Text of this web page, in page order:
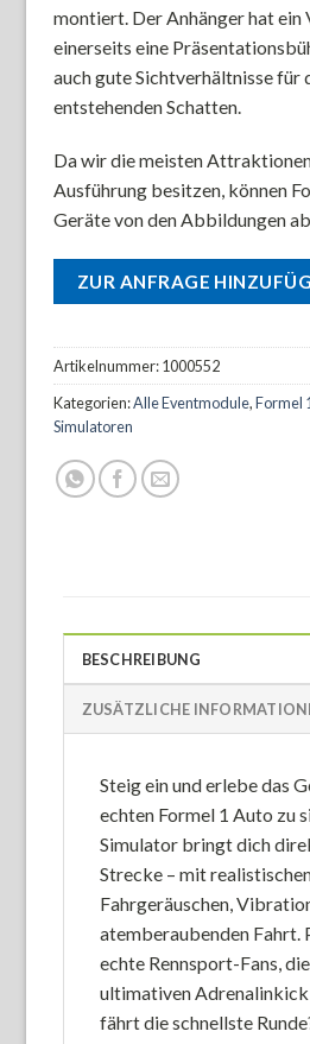
montiert. Der Anhänger hat
einerseits eine
auch gute Sichtverhältnisse für
entstehenden Schatten.
Da wir die meisten
Ausführung besitzen, können
Geräte von den Abbildungen
ZUR ANFRAGE
Artikelnummer:1000552
Kategorien:Alle Eventmodule,Formel
Simulatoren
BESCHREIBUNG
ZUSÄTZLICHE
Steig ein und erlebe das
echten Formel 1 Auto zu
Simulator bringt dich
Strecke – mit
Fahrgeräuschen,
atemberaubenden Fahrt.
echte Rennsport-Fans,
ultimativen Adrenalinkick
fährt die schnellste